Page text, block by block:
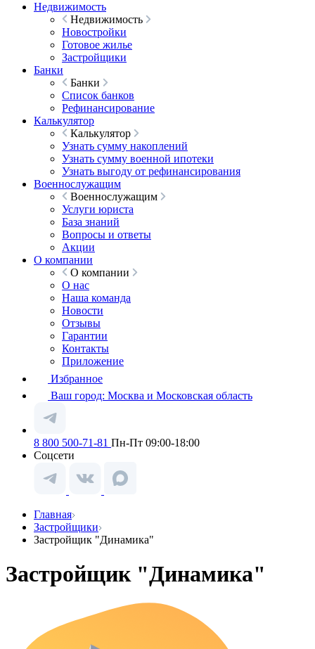
Недвижимость
Недвижимость
Новостройки
Готовое жилье
Застройщики
Банки
Банки
Список банков
Рефинансирование
Калькулятор
Калькулятор
Узнать сумму накоплений
Узнать сумму военной ипотеки
Узнать выгоду от рефинансирования
Военнослужащим
Военнослужащим
Услуги юриста
База знаний
Вопросы и ответы
Акции
О компании
О компании
О нас
Наша команда
Новости
Отзывы
Гарантии
Контакты
Приложение
Избранное
Ваш город: Москва и Московская область
8 800 500-71-81 Пн-Пт 09:00-18:00
Соцсети
Главная
Застройщики
Застройщик "Динамика"
Застройщик "Динамика"